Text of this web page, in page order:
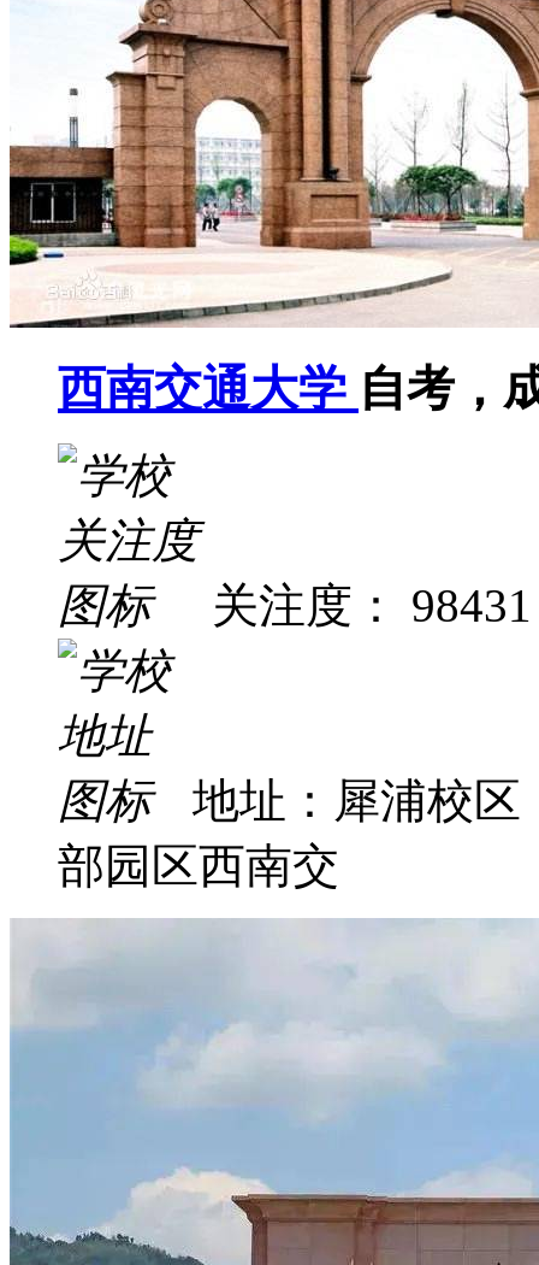
西南交通大学 自考，
关注度： 98431
地址：犀浦校区
部园区西南交